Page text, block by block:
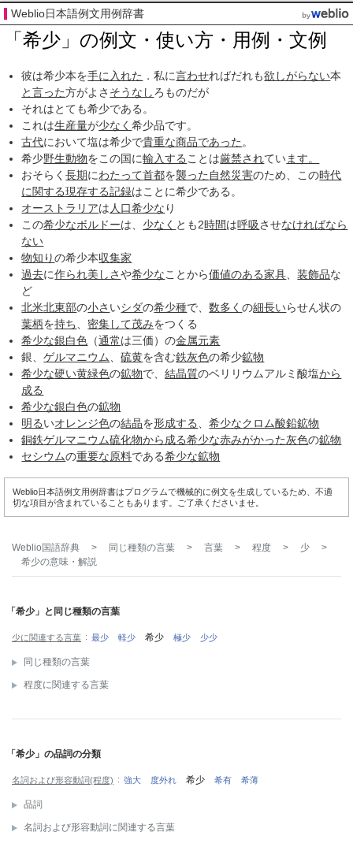
Weblio日本語例文用例辞書
「希少」の例文・使い方・用例・文例
彼は希少本を手に入れた ．私に言わせればだれも欲しがらない本
と言った方がよさ そうなしろものだが
それはとても希少である。
これは生産量が少なく希少品です。
古代において塩は希少で貴重な商品であった 。
希少野生動物をこの国に輸入する ことは厳禁されています。
おそらく長期にわたって首都を襲った 自然災害のため、この時代
に関する現存する記録はことに希少である。
オーストラリアは 人口希少な り
この希少なボルドーは、 少なく とも2時間は呼吸させなければなら
ない
物知りの希少本収集家
過去に作られ美しさや希少なことから価値のある家具 、装飾品な
ど
北米北東部の小さ いシダの希少種で、数多くの細長いらせん状の
葉柄を持ち 密集して茂みをつくる
希少な銀白色 （通常は三価）の金属元素
銀、ゲルマニウム 、硫黄を含む鉄灰色の希少鉱物
希少な硬い黄緑色の鉱物で、結晶質のベリリウムアルミ酸塩から
成る
希少な銀白色の鉱物
明るいオレンジ色の結晶を形成する 、希少なクロム酸鉛鉱物
銅鉄ゲルマニウム硫化物から成る希少な赤みがかった灰色の鉱物
セシウムの重要な原料である希少な鉱物
Weblio日本語例文用例辞書はプログラムで機械的に例文を生成しているため、不適
切な項目が含まれていることもあります。ご了承くださいませ。
Weblio国語辞典 > 同じ種類の言葉 > 言葉 > 程度 > 少
>
希少の意味・解説
「希少」と同じ種類の言葉
少に関連する言葉 最少 軽少 希少 極少 少少
同じ種類の言葉
程度に関連する言葉
「希少」の品詞の分類
名詞および形容動詞(程度) 強大 度外れ 希少 希有 希薄
品詞
名詞および形容動詞に関連する言葉